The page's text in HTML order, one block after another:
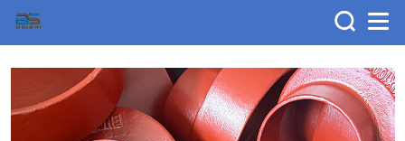
产品中心 DIN EN877管